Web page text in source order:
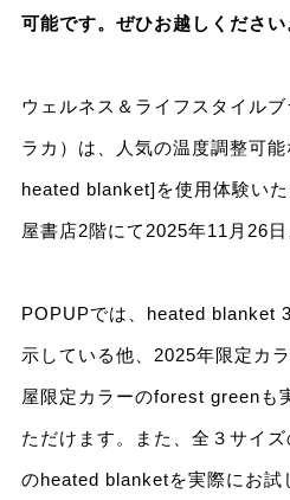
可能です。ぜひお越しください
ウェルネス＆ライフスタイル
ラカ）は、人気の温度調整可
heated blanket]を使用体験い
屋書店2階にて2025年11月26日
POPUPでは、heated blanket
示している他、2025年限定カ
屋限定カラーのforest greenも
ただけます。また、全３サイ
のheated blanketを実際にお試